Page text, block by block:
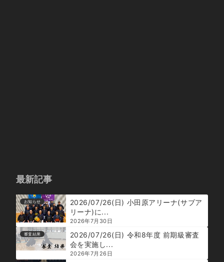
最新記事
お知らせ
2026/07/26(日) 小田原アリーナ(サブア
リーナ)に...
2026年7月30日
審査結果
2026/07/26(日) 令和8年度 前期級審査
会を実施し...
2026年7月26日